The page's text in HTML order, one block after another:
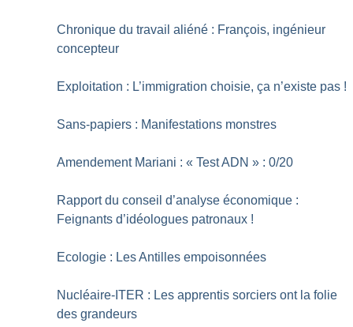
Chronique du travail aliéné : François, ingénieur
concepteur
Exploitation : L’immigration choisie, ça n’existe pas !
Sans-papiers : Manifestations monstres
Amendement Mariani : « Test ADN » : 0/20
Rapport du conseil d’analyse économique :
Feignants d’idéologues patronaux !
Ecologie : Les Antilles empoisonnées
Nucléaire-ITER : Les apprentis sorciers ont la folie
des grandeurs